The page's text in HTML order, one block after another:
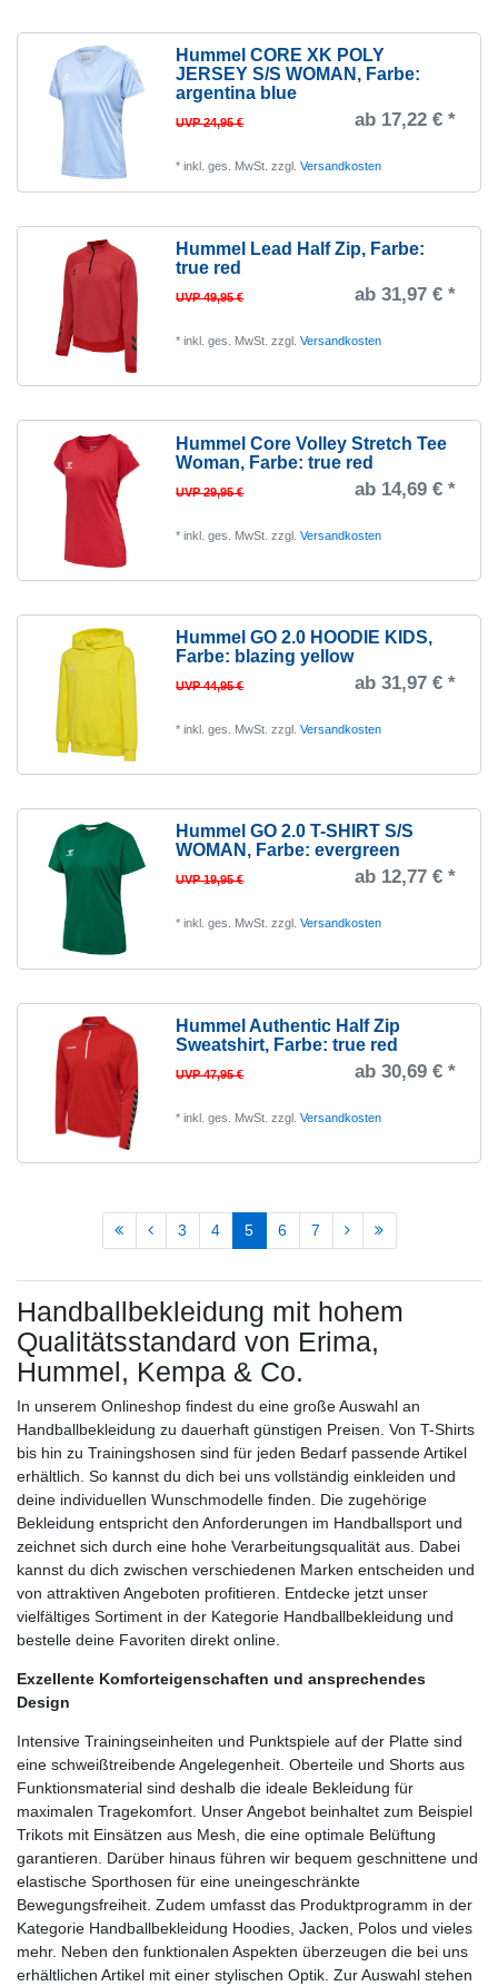
Hummel CORE XK POLY
JERSEY S/S WOMAN , Farbe:
argentina blue
UVP 24,95 € ab 17,22 € *
*inkl. ges. MwSt. zzgl.Versandkosten
Hummel Lead Half Zip, Farbe:
true red
UVP 49,95 € ab 31,97 € *
*inkl. ges. MwSt. zzgl.Versandkosten
Hummel Core Volley Stretch Tee
Woman, Farbe: true red
UVP 29,95 € ab 14,69 € *
*inkl. ges. MwSt. zzgl.Versandkosten
Hummel GO 2.0 HOODIE KIDS,
Farbe: blazing yellow
UVP 44,95 € ab 31,97 € *
*inkl. ges. MwSt. zzgl.Versandkosten
Hummel GO 2.0 T-SHIRT S/S
WOMAN , Farbe: evergreen
UVP 19,95 € ab 12,77 € *
*inkl. ges. MwSt. zzgl.Versandkosten
Hummel Authentic Half Zip
Sweatshirt, Farbe: true red
UVP 47,95 € ab 30,69 € *
*inkl. ges. MwSt. zzgl.Versandkosten
3 4 5 6 7
Handballbekleidung mit hohem
Qualitätsstandard von Erima,
Hummel, Kempa & Co.
In unserem Onlineshop findest du eine große Auswahl an
Handballbekleidung zu dauerhaft günstigen Preisen. Von T-Shirts
bis hin zu Trainingshosen sind für jeden Bedarf passende Artikel
erhältlich. So kannst du dich bei uns vollständig einkleiden und
deine individuellen Wunschmodelle finden. Die zugehörige
Bekleidung entspricht den Anforderungen im Handballsport und
zeichnet sich durch eine hohe Verarbeitungsqualität aus. Dabei
kannst du dich zwischen verschiedenen Marken entscheiden und
von attraktiven Angeboten profitieren. Entdecke jetzt unser
vielfältiges Sortiment in der Kategorie Handballbekleidung und
bestelle deine Favoriten direkt online.
Exzellente Komforteigenschaften und ansprechendes
Design
Intensive Trainingseinheiten und Punktspiele auf der Platte sind
eine schweißtreibende Angelegenheit. Oberteile und Shorts aus
Funktionsmaterial sind deshalb die ideale Bekleidung für
maximalen Tragekomfort. Unser Angebot beinhaltet zum Beispiel
Trikots mit Einsätzen aus Mesh, die eine optimale Belüftung
garantieren. Darüber hinaus führen wir bequem geschnittene und
elastische Sporthosen für eine uneingeschränkte
Bewegungsfreiheit. Zudem umfasst das Produktprogramm in der
Kategorie Handballbekleidung Hoodies, Jacken, Polos und vieles
mehr. Neben den funktionalen Aspekten überzeugen die bei uns
erhältlichen Artikel mit einer stylischen Optik. Zur Auswahl stehen